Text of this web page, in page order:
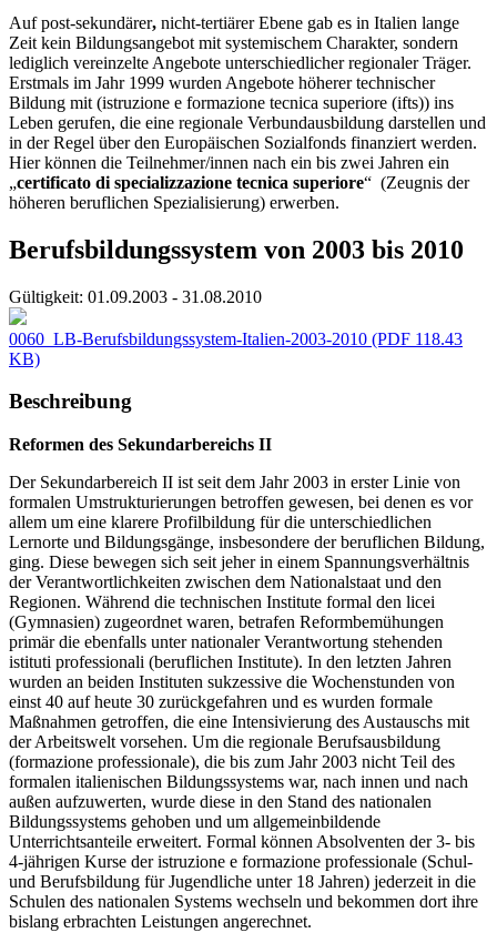
Auf post-sekundärer, nicht-tertiärer Ebene gab es in Italien lange
Zeit kein Bildungsangebot mit systemischem Charakter, sondern
lediglich vereinzelte Angebote unterschiedlicher regionaler Träger.
Erstmals im Jahr 1999 wurden Angebote höherer technischer
Bildung mit (istruzione e formazione tecnica superiore (ifts)) ins
Leben gerufen, die eine regionale Verbundausbildung darstellen und
in der Regel über den Europäischen Sozialfonds finanziert werden.
Hier können die Teilnehmer/innen nach ein bis zwei Jahren ein
„certificato di specializzazione tecnica superiore“ (Zeugnis der
höheren beruflichen Spezialisierung) erwerben.
Berufsbildungssystem von 2003 bis 2010
Gültigkeit: 01.09.2003 - 31.08.2010
0060_LB-Berufsbildungssystem-Italien-2003-2010 (PDF 118.43
KB)
Beschreibung
Reformen des Sekundarbereichs II
Der Sekundarbereich II ist seit dem Jahr 2003 in erster Linie von
formalen Umstrukturierungen betroffen gewesen, bei denen es vor
allem um eine klarere Profilbildung für die unterschiedlichen
Lernorte und Bildungsgänge, insbesondere der beruflichen Bildung,
ging. Diese bewegen sich seit jeher in einem Spannungsverhältnis
der Verantwortlichkeiten zwischen dem Nationalstaat und den
Regionen. Während die technischen Institute formal den licei
(Gymnasien) zugeordnet waren, betrafen Reformbemühungen
primär die ebenfalls unter nationaler Verantwortung stehenden
istituti professionali (beruflichen Institute). In den letzten Jahren
wurden an beiden Instituten sukzessive die Wochenstunden von
einst 40 auf heute 30 zurückgefahren und es wurden formale
Maßnahmen getroffen, die eine Intensivierung des Austauschs mit
der Arbeitswelt vorsehen. Um die regionale Berufsausbildung
(formazione professionale), die bis zum Jahr 2003 nicht Teil des
formalen italienischen Bildungssystems war, nach innen und nach
außen aufzuwerten, wurde diese in den Stand des nationalen
Bildungssystems gehoben und um allgemeinbildende
Unterrichtsanteile erweitert. Formal können Absolventen der 3- bis
4-jährigen Kurse der istruzione e formazione professionale (Schul-
und Berufsbildung für Jugendliche unter 18 Jahren) jederzeit in die
Schulen des nationalen Systems wechseln und bekommen dort ihre
bislang erbrachten Leistungen angerechnet.